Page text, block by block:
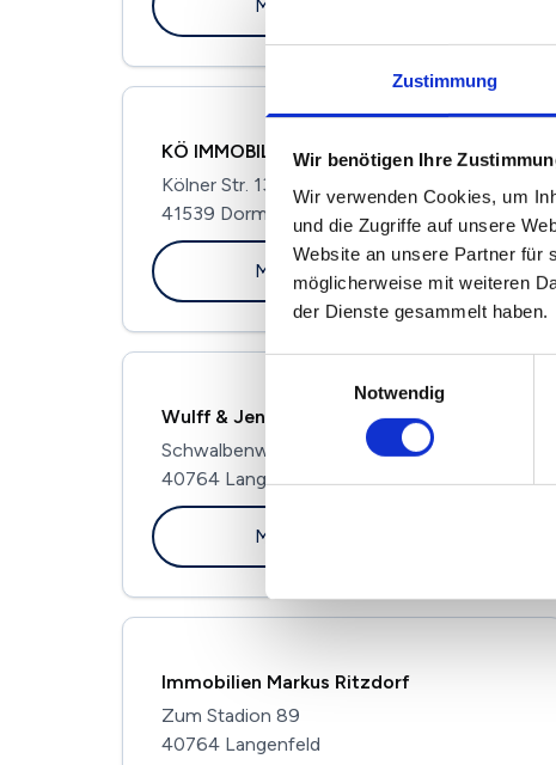
Zustimmung
Wir benötigen Ihre
Wir verwenden Cookies, um
und die Zugriffe auf unsere
Website an unsere Partner für
möglicherweise mit weiteren
der Dienste gesammelt haben.
Notwendig
Maklerprofil ansehen
KÖ IMMOBILIEN GmbH
Kölner Str. 131
41539 Dormagen
Maklerprofil ansehen
Wulff & Jenert GmbH
Schwalbenweg 17
40764 Langenfeld
Maklerprofil ansehen
Immobilien Markus Ritzdorf
Zum Stadion 89
40764 Langenfeld